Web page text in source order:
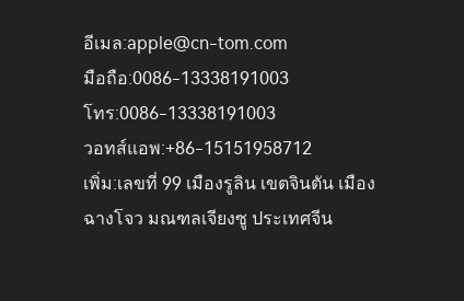
อีเมล:apple@cn-tom.com
มือถือ:0086-13338191003
โทร:0086-13338191003
วอทส์แอพ:+86-15151958712
เพิ่ม:เลขที่ 99 เมืองรูลิน เขตจินตัน เมือง
ฉางโจว มณฑลเจียงซู ประเทศจีน